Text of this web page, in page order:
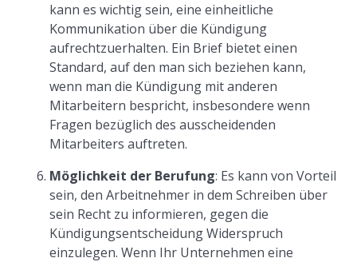
kann es wichtig sein, eine einheitliche
Kommunikation über die Kündigung
aufrechtzuerhalten. Ein Brief bietet einen
Standard, auf den man sich beziehen kann,
wenn man die Kündigung mit anderen
Mitarbeitern bespricht, insbesondere wenn
Fragen bezüglich des ausscheidenden
Mitarbeiters auftreten.
Möglichkeit der Berufung: Es kann von Vorteil
sein, den Arbeitnehmer in dem Schreiben über
sein Recht zu informieren, gegen die
Kündigungsentscheidung Widerspruch
einzulegen. Wenn Ihr Unternehmen eine